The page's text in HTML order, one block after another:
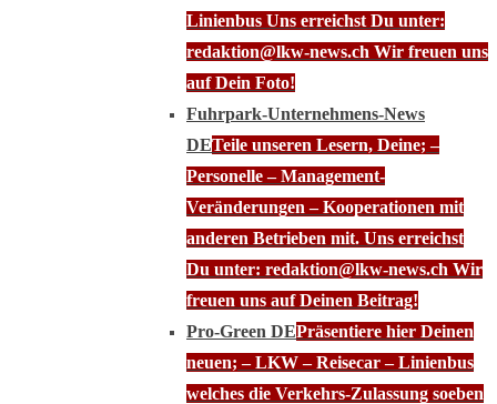
Linienbus Uns erreichst Du unter:
redaktion@lkw-news.ch Wir freuen uns
auf Dein Foto!
Fuhrpark-Unternehmens-News
DETeile unseren Lesern, Deine; –
Personelle – Management-
Veränderungen – Kooperationen mit
anderen Betrieben mit. Uns erreichst
Du unter: redaktion@lkw-news.ch Wir
freuen uns auf Deinen Beitrag!
Pro-Green DEPräsentiere hier Deinen
neuen; – LKW – Reisecar – Linienbus
welches die Verkehrs-Zulassung soeben